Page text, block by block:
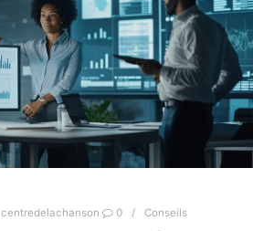
centredelachanson 0 Conseils